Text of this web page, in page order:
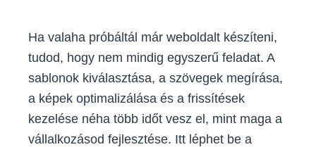
Ha valaha próbáltál már weboldalt készíteni,
tudod, hogy nem mindig egyszerű feladat. A
sablonok kiválasztása, a szövegek megírása,
a képek optimalizálása és a frissítések
kezelése néha több időt vesz el, mint maga a
vállalkozásod fejlesztése. Itt léphet be a